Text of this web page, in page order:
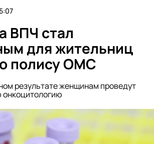
ВПЧ стал
для жительниц
полису ОМС
результате женщинам проведут